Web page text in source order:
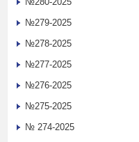
№279-2025
№278-2025
№277-2025
№276-2025
№275-2025
№ 274-2025